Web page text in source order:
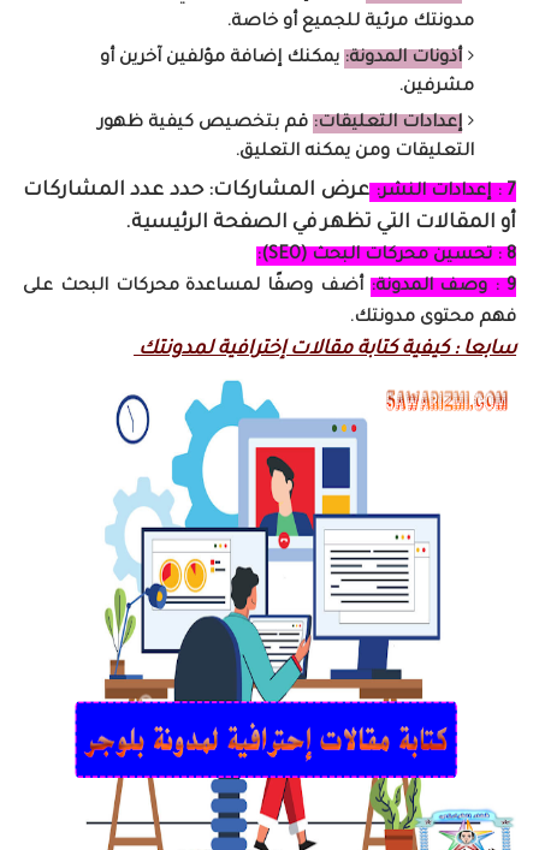
مدونتك مرئية للجميع أو خاصة.
أذونات المدونة: يمكنك إضافة مؤلفين آخرين أو
مشرفين.
إعدادات التعليقات: قم بتخصيص كيفية ظهور
التعليقات ومن يمكنه التعليق.
7 : إعدادات النشر:
عرض المشاركات: حدد عدد المشاركات
أو المقالات التي تظهر في الصفحة الرئيسية.
8 : تحسين محركات البحث (SEO):
9 : وصف المدونة:
أضف وصفًا لمساعدة محركات البحث على
فهم محتوى مدونتك.
سابعا : كيفية كتابة مقالات إخترافية لمدونتك